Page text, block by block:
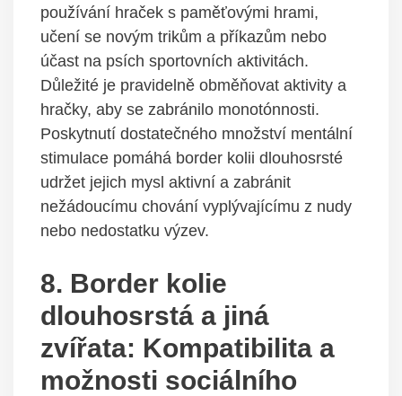
používání hraček s paměťovými hrami,
učení se novým trikům a příkazům nebo
účast na psích sportovních aktivitách.
Důležité je pravidelně obměňovat aktivity a
hračky, aby se zabránilo monotónnosti.
Poskytnutí dostatečného množství mentální
stimulace pomáhá border kolii dlouhosrsté
udržet jejich mysl aktivní a zabránit
nežádoucímu chování vyplývajícímu z nudy
nebo nedostatku výzev.
8. Border kolie
dlouhosrstá a jiná
zvířata: Kompatibilita a
možnosti sociálního